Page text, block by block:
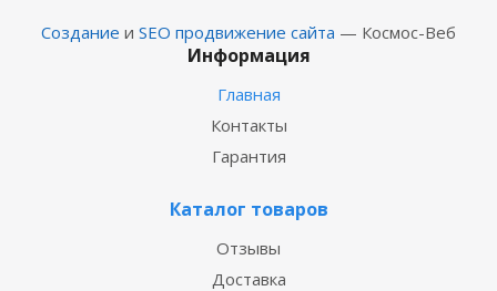
Создание и SEO продвижение сайта — Космос-Веб
Информация
Главная
Контакты
Гарантия
Каталог товаров
Отзывы
Доставка